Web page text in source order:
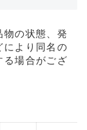
物の状態、発
により同名の
る場合がござ